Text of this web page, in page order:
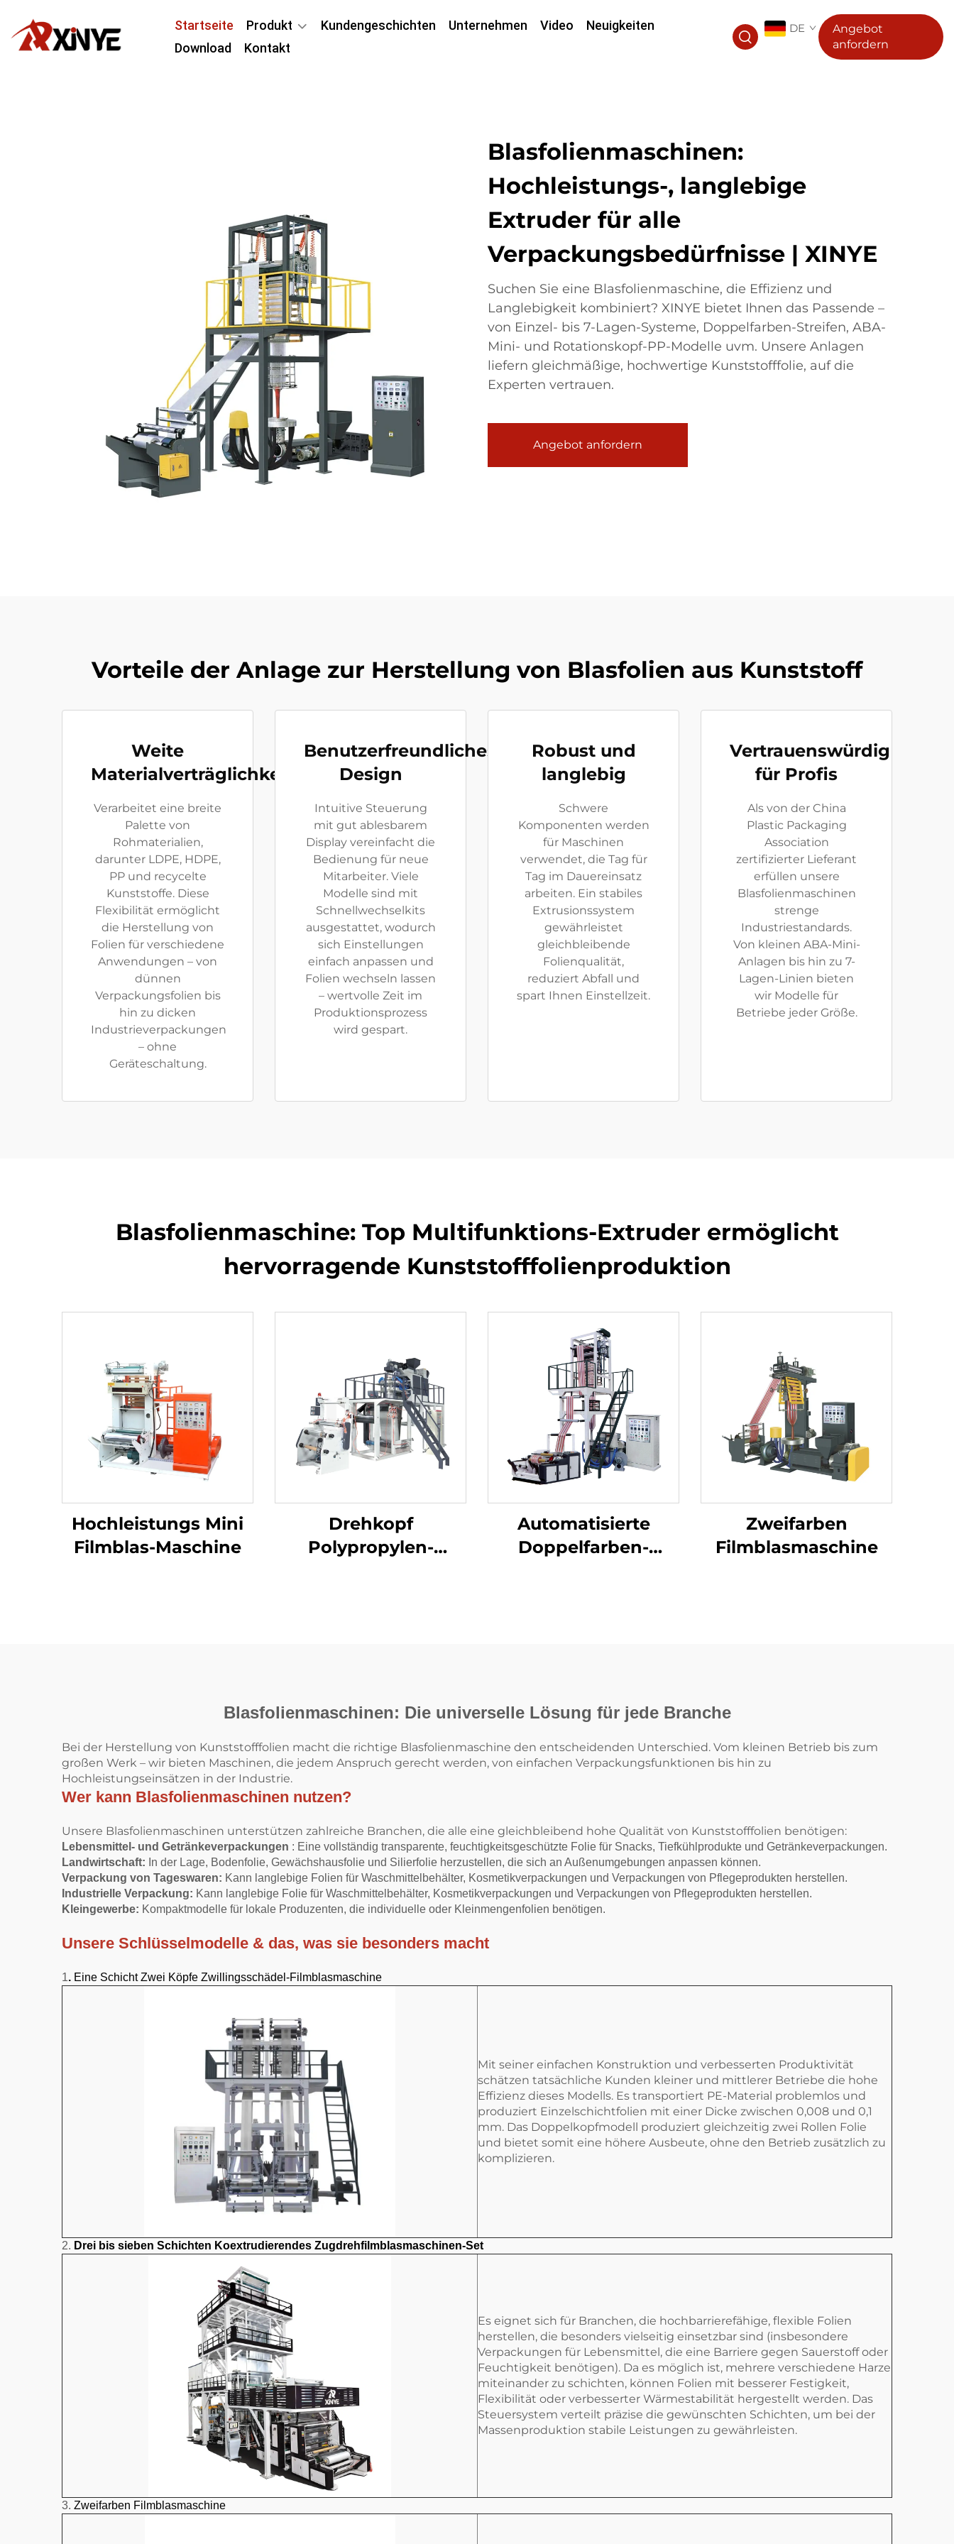
Startseite Produkt Kundengeschichten Unternehmen Video
Neuigkeiten
Download
Kontakt
DE
Angebot
anfordern
Blasfolienmaschinen:
Hochleistungs-, langlebige
Extruder für alle
Verpackungsbedürfnisse | XINYE
Suchen Sie eine Blasfolienmaschine, die Effizienz und
Langlebigkeit kombiniert? XINYE bietet Ihnen das Passende –
von Einzel- bis 7-Lagen-Systeme, Doppelfarben-Streifen, ABA-
Mini- und Rotationskopf-PP-Modelle uvm. Unsere Anlagen
liefern gleichmäßige, hochwertige Kunststofffolie, auf die
Experten vertrauen.
Angebot anfordern
Vorteile der Anlage zur Herstellung von Blasfolien aus Kunststoff
Weite
Materialverträglichkeit
Verarbeitet eine breite
Palette von
Rohmaterialien,
darunter LDPE, HDPE,
PP und recycelte
Kunststoffe. Diese
Flexibilität ermöglicht
die Herstellung von
Folien für verschiedene
Anwendungen – von
dünnen
Verpackungsfolien bis
hin zu dicken
Industrieverpackungen
– ohne
Geräteschaltung.
Benutzerfreundliches
Design
Intuitive Steuerung
mit gut ablesbarem
Display vereinfacht die
Bedienung für neue
Mitarbeiter. Viele
Modelle sind mit
Schnellwechselkits
ausgestattet, wodurch
sich Einstellungen
einfach anpassen und
Folien wechseln lassen
– wertvolle Zeit im
Produktionsprozess
wird gespart.
Robust und
langlebig
Schwere
Komponenten werden
für Maschinen
verwendet, die Tag für
Tag im Dauereinsatz
arbeiten. Ein stabiles
Extrusionssystem
gewährleistet
gleichbleibende
Folienqualität,
reduziert Abfall und
spart Ihnen Einstellzeit.
Vertrauenswürdig
für Profis
Als von der China
Plastic Packaging
Association
zertifizierter Lieferant
erfüllen unsere
Blasfolienmaschinen
strenge
Industriestandards.
Von kleinen ABA-Mini-
Anlagen bis hin zu 7-
Lagen-Linien bieten
wir Modelle für
Betriebe jeder Größe.
Blasfolienmaschine: Top Multifunktions-Extruder ermöglicht
hervorragende Kunststofffolienproduktion
Hochleistungs Mini
Filmblas-Maschine
Drehkopf
Polypropylen-
Automatisierte
Doppelfarben-
Zweifarben
Filmblasmaschine
Blasfolienmaschinen: Die universelle Lösung für jede Branche
Bei der Herstellung von Kunststofffolien macht die richtige Blasfolienmaschine den entscheidenden Unterschied. Vom kleinen Betrieb bis zum
großen Werk – wir bieten Maschinen, die jedem Anspruch gerecht werden, von einfachen Verpackungsfunktionen bis hin zu
Hochleistungseinsätzen in der Industrie.
Wer kann Blasfolienmaschinen nutzen?
Unsere Blasfolienmaschinen unterstützen zahlreiche Branchen, die alle eine gleichbleibend hohe Qualität von Kunststofffolien benötigen:
Lebensmittel- und Getränkeverpackungen : Eine vollständig transparente, feuchtigkeitsgeschützte Folie für Snacks, Tiefkühlprodukte und Getränkeverpackungen.
Landwirtschaft: In der Lage, Bodenfolie, Gewächshausfolie und Silierfolie herzustellen, die sich an Außenumgebungen anpassen können.
Verpackung von Tageswaren: Kann langlebige Folien für Waschmittelbehälter, Kosmetikverpackungen und Verpackungen von Pflegeprodukten herstellen.
Industrielle Verpackung: Kann langlebige Folie für Waschmittelbehälter, Kosmetikverpackungen und Verpackungen von Pflegeprodukten herstellen.
Kleingewerbe: Kompaktmodelle für lokale Produzenten, die individuelle oder Kleinmengenfolien benötigen.
Unsere Schlüsselmodelle & das, was sie besonders macht
1. Eine Schicht Zwei Köpfe Zwillingsschädel-Filmblasmaschine
Mit seiner einfachen Konstruktion und verbesserten Produktivität
schätzen tatsächliche Kunden kleiner und mittlerer Betriebe die hohe
Effizienz dieses Modells. Es transportiert PE-Material problemlos und
produziert Einzelschichtfolien mit einer Dicke zwischen 0,008 und 0,1
mm. Das Doppelkopfmodell produziert gleichzeitig zwei Rollen Folie
und bietet somit eine höhere Ausbeute, ohne den Betrieb zusätzlich zu
komplizieren.
2. Drei bis sieben Schichten Koextrudierendes Zugdrehfilmblasmaschinen-Set
Es eignet sich für Branchen, die hochbarrierefähige, flexible Folien
herstellen, die besonders vielseitig einsetzbar sind (insbesondere
Verpackungen für Lebensmittel, die eine Barriere gegen Sauerstoff oder
Feuchtigkeit benötigen). Da es möglich ist, mehrere verschiedene Harze
miteinander zu schichten, können Folien mit besserer Festigkeit,
Flexibilität oder verbesserter Wärmestabilität hergestellt werden. Das
Steuersystem verteilt präzise die gewünschten Schichten, um bei der
Massenproduktion stabile Leistungen zu gewährleisten.
3. Zweifarben Filmblasmaschine